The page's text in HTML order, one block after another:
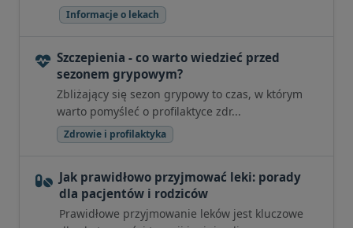
Informacje o lekach
Szczepienia - co warto wiedzieć przed
sezonem grypowym?
Zbliżający się sezon grypowy to czas, w którym
warto pomyśleć o profilaktyce zdr...
Zdrowie i profilaktyka
Jak prawidłowo przyjmować leki: porady
dla pacjentów i rodziców
Prawidłowe przyjmowanie leków jest kluczowe